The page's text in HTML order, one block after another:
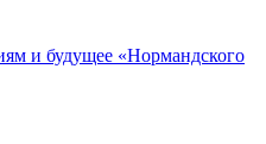
и будущее «Нормандского